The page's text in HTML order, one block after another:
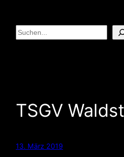
Inhalt
springen
Suchen
TSGV
13. März 2019